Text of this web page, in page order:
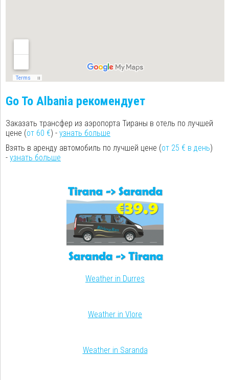
Go To Albania рекомендует
Заказать трансфер из аэропорта Тираны в отель по лучшей
цене (от 60 €) - узнать больше
Взять в аренду автомобиль по лучшей цене (от 25 € в день)
- узнать больше
Weather in Durres
Weather in Vlore
Weather in Saranda